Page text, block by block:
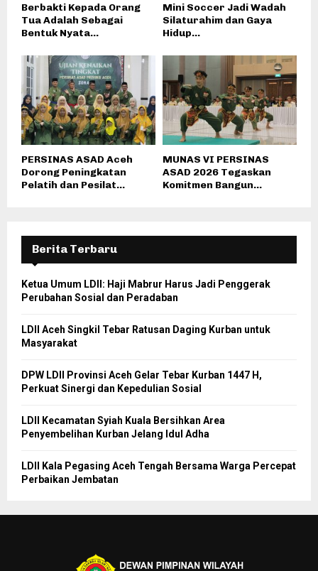
Berbakti Kepada Orang
Tua Adalah Sebagai
Bentuk Nyata...
Mini Soccer Jadi Wadah
Silaturahim dan Gaya
Hidup...
PERSINAS ASAD Aceh
Dorong Peningkatan
Pelatih dan Pesilat...
MUNAS VI PERSINAS
ASAD 2026 Tegaskan
Komitmen Bangun...
Berita Terbaru
Ketua Umum LDII: Haji Mabrur Harus Jadi Penggerak
Perubahan Sosial dan Peradaban
LDII Aceh Singkil Tebar Ratusan Daging Kurban untuk
Masyarakat
DPW LDII Provinsi Aceh Gelar Tebar Kurban 1447 H,
Perkuat Sinergi dan Kepedulian Sosial
LDII Kecamatan Syiah Kuala Bersihkan Area
Penyembelihan Kurban Jelang Idul Adha
LDII Kala Pegasing Aceh Tengah Bersama Warga Percepat
Perbaikan Jembatan